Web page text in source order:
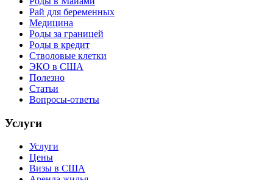
Рай для беременных
Медицина
Роды за границей
Роды в кредит
Стволовые клетки
ЭКО в США
Полезно
Статьи
Вопросы-ответы
Услуги
Услуги
Цены
Визы в США